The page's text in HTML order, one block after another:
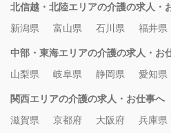
北信越・北陸エリアの介護の求人・
新潟県
富山県 石川県 福井県
中部・東海エリアの介護の求人・お
山梨県
岐阜県 静岡県 愛知県
関西エリアの介護の求人・お仕事へ
滋賀県
京都府 大阪府 兵庫県